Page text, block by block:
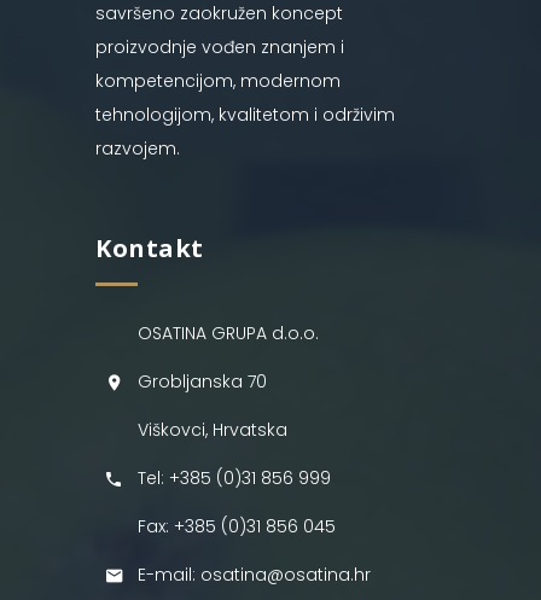
savršeno zaokružen koncept
proizvodnje vođen znanjem i
kompetencijom, modernom
tehnologijom, kvalitetom i održivim
razvojem.
Kontakt
OSATINA GRUPA d.o.o.
Grobljanska 70
Viškovci, Hrvatska
Tel: +385 (0)31 856 999
Fax: +385 (0)31 856 045
E-mail: osatina@osatina.hr